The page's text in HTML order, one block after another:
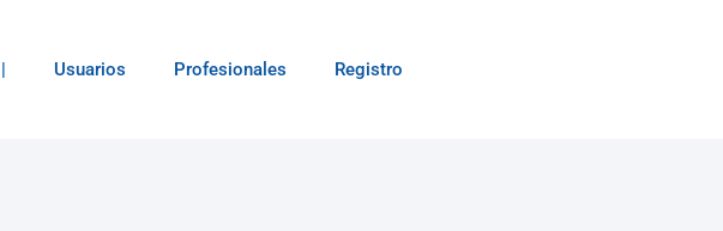
| Usuarios Profesionales Registro